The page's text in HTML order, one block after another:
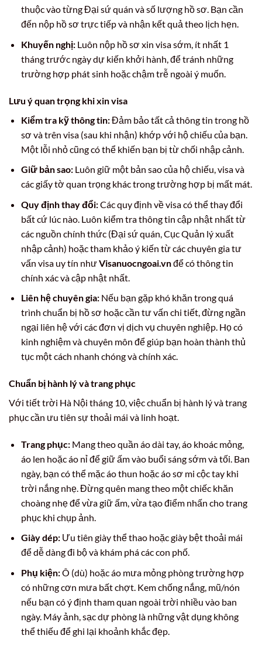
thuộc vào từng Đại sứ quán và số lượng hồ sơ. Bạn cần
đến nộp hồ sơ trực tiếp và nhận kết quả theo lịch hẹn.
Khuyến nghị:Luôn nộp hồ sơ xin visa sớm, ít nhất 1
tháng trước ngày dự kiến khởi hành, để tránh những
trường hợp phát sinh hoặc chậm trễ ngoài ý muốn.
Lưu ý quan trọng khi xin visa
Kiểm tra kỹ thông tin:Đảm bảo tất cả thông tin trong hồ
sơ và trên visa (sau khi nhận) khớp với hộ chiếu của bạn.
Một lỗi nhỏ cũng có thể khiến bạn bị từ chối nhập cảnh.
Giữ bản sao:Luôn giữ một bản sao của hộ chiếu, visa và
các giấy tờ quan trọng khác trong trường hợp bị mất mát.
Quy định thay đổi:Các quy định về visa có thể thay đổi
bất cứ lúc nào. Luôn kiểm tra thông tin cập nhật nhất từ
các nguồn chính thức (Đại sứ quán, Cục Quản lý xuất
nhập cảnh) hoặc tham khảo ý kiến từ các chuyên gia tư
vấn visa uy tín nhưVisanuocngoai.vnđể có thông tin
chính xác và cập nhật nhất.
Liên hệ chuyên gia:Nếu bạn gặp khó khăn trong quá
trình chuẩn bị hồ sơ hoặc cần tư vấn chi tiết, đừng ngần
ngại liên hệ với các đơn vị dịch vụ chuyên nghiệp. Họ có
kinh nghiệm và chuyên môn để giúp bạn hoàn thành thủ
tục một cách nhanh chóng và chính xác.
Chuẩn bị hành lý và trang phục
Với tiết trời Hà Nội tháng 10, việc chuẩn bị hành lý và trang
phục cần ưu tiên sự thoải mái và linh hoạt.
Trang phục:Mang theo quần áo dài tay, áo khoác mỏng,
áo len hoặc áo nỉ để giữ ấm vào buổi sáng sớm và tối. Ban
ngày, bạn có thể mặc áo thun hoặc áo sơ mi cộc tay khi
trời nắng nhẹ. Đừng quên mang theo một chiếc khăn
choàng nhẹ để vừa giữ ấm, vừa tạo điểm nhấn cho trang
phục khi chụp ảnh.
Giày dép:Ưu tiên giày thể thao hoặc giày bệt thoải mái
để dễ dàng đi bộ và khám phá các con phố.
Phụ kiện:Ô (dù) hoặc áo mưa mỏng phòng trường hợp
có những cơn mưa bất chợt. Kem chống nắng, mũ/nón
nếu bạn có ý định tham quan ngoài trời nhiều vào ban
ngày. Máy ảnh, sạc dự phòng là những vật dụng không
thể thiếu để ghi lại khoảnh khắc đẹp.